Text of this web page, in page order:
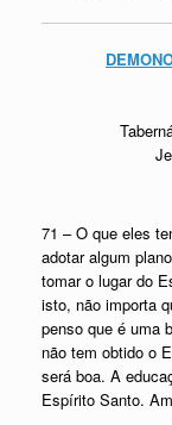
71 – O que eles
adotar algum
tomar o lugar do
isto, não importa
penso que é uma
não tem obtido o
será boa. A
Espírito Santo.